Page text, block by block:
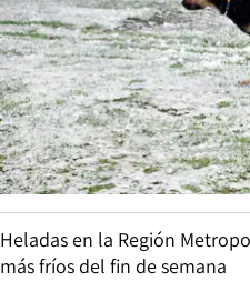
Heladas en la Región
más fríos del fin de semana